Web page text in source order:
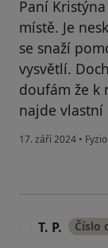
Paní
místě. Je
se snaží
vysvětlí.
doufám že k
najde vlastní
17. září 2024 •
T. P. Číslo